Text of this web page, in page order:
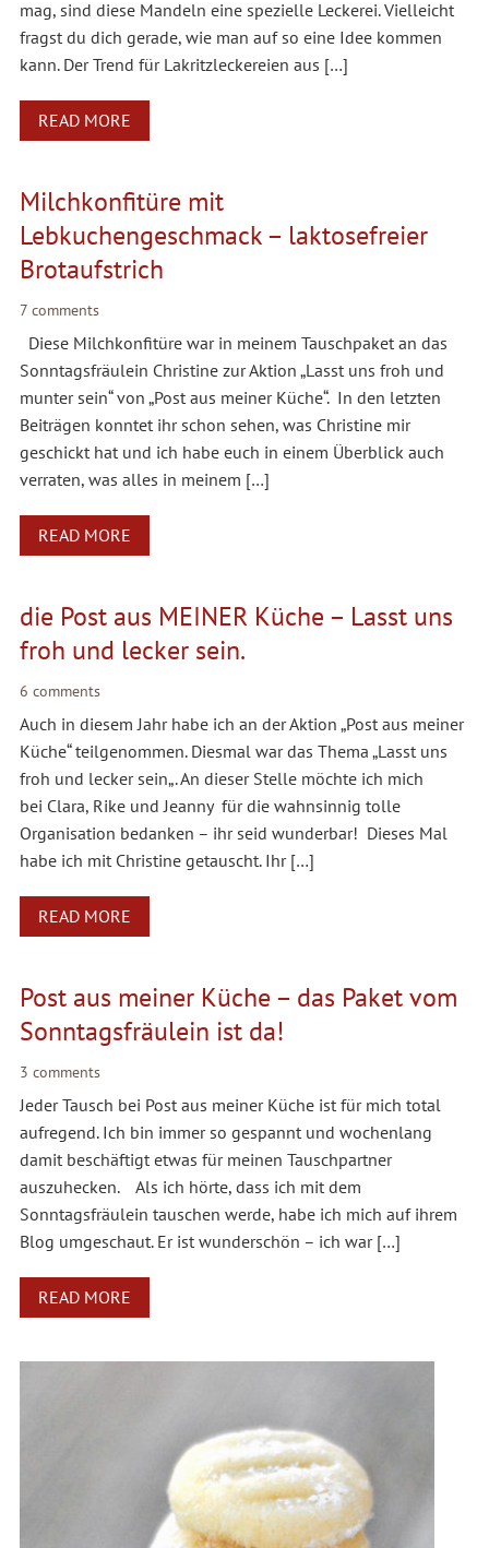
mag, sind diese Mandeln eine spezielle Leckerei. Vielleicht
fragst du dich gerade, wie man auf so eine Idee kommen
kann. Der Trend für Lakritzleckereien aus […]
READ MORE
Milchkonfitüre mit
Lebkuchengeschmack – laktosefreier
Brotaufstrich
7 comments
Diese Milchkonfitüre war in meinem Tauschpaket an das
Sonntagsfräulein Christine zur Aktion „Lasst uns froh und
munter sein“ von „Post aus meiner Küche“. In den letzten
Beiträgen konntet ihr schon sehen, was Christine mir
geschickt hat und ich habe euch in einem Überblick auch
verraten, was alles in meinem […]
READ MORE
die Post aus MEINER Küche – Lasst uns
froh und lecker sein.
6 comments
Auch in diesem Jahr habe ich an der Aktion „Post aus meiner
Küche“ teilgenommen. Diesmal war das Thema „Lasst uns
froh und lecker sein„. An dieser Stelle möchte ich mich
bei Clara, Rike und Jeanny für die wahnsinnig tolle
Organisation bedanken – ihr seid wunderbar! Dieses Mal
habe ich mit Christine getauscht. Ihr […]
READ MORE
Post aus meiner Küche – das Paket vom
Sonntagsfräulein ist da!
3 comments
Jeder Tausch bei Post aus meiner Küche ist für mich total
aufregend. Ich bin immer so gespannt und wochenlang
damit beschäftigt etwas für meinen Tauschpartner
auszuhecken. Als ich hörte, dass ich mit dem
Sonntagsfräulein tauschen werde, habe ich mich auf ihrem
Blog umgeschaut. Er ist wunderschön – ich war […]
READ MORE